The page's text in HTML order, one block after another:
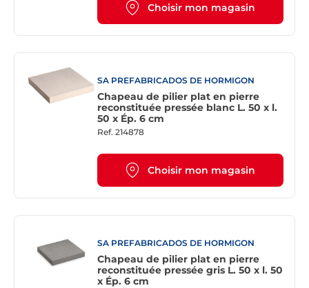
Choisir mon magasin
SA PREFABRICADOS DE HORMIGON
Chapeau de pilier plat en pierre
reconstituée pressée blanc L. 50 x l.
50 x Ép. 6 cm
Ref. 214878
Choisir mon magasin
SA PREFABRICADOS DE HORMIGON
Chapeau de pilier plat en pierre
reconstituée pressée gris L. 50 x l. 50
x Ép. 6 cm